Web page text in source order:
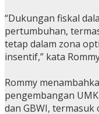
“Dukungan fiskal
pertumbuhan,
tetap dalam zona
insentif,” kata
Rommy
pengembangan
dan GBWI,